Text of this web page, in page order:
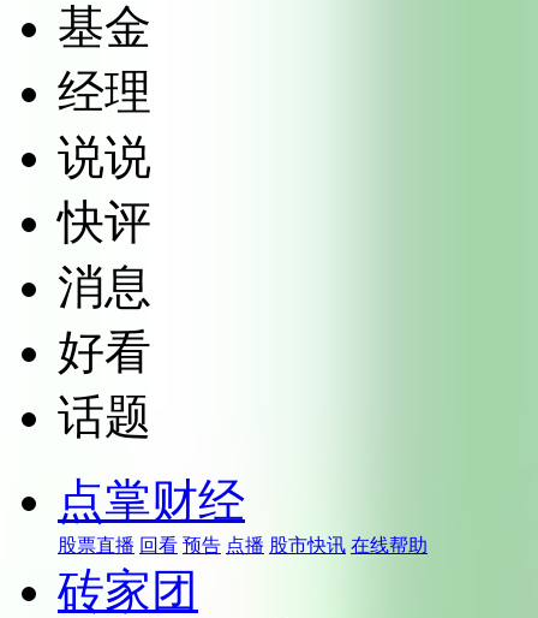
基金
经理
说说
快评
消息
好看
话题
点掌财经
股票直播 回看 预告 点播 股市快讯 在线帮助
砖家团